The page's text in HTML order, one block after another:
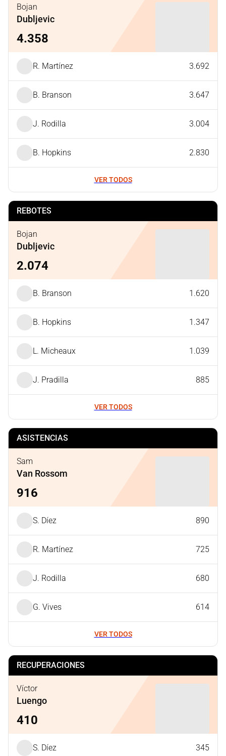
Bojan
Dubljevic
4.358
R. Martínez 3.692
B. Branson 3.647
J. Rodilla 3.004
B. Hopkins 2.830
VER TODOS
REBOTES
Bojan
Dubljevic
2.074
B. Branson 1.620
B. Hopkins 1.347
L. Micheaux 1.039
J. Pradilla 885
VER TODOS
ASISTENCIAS
Sam
Van Rossom
916
S. Díez 890
R. Martínez 725
J. Rodilla 680
G. Vives 614
VER TODOS
RECUPERACIONES
Víctor
Luengo
410
S. Díez 345